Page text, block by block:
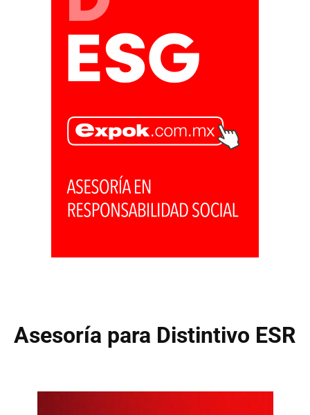
Asesoría para Distintivo ESR